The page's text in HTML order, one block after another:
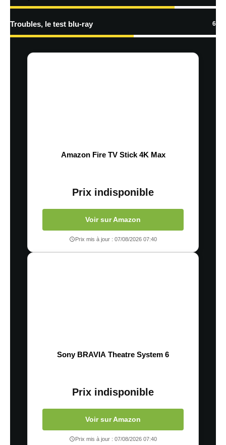
Troubles, le test blu-ray 6
Amazon Fire TV Stick 4K Max
Prix indisponible
Voir sur Amazon
Prix mis à jour : 07/08/2026 07:40
Sony BRAVIA Theatre System 6
Prix indisponible
Voir sur Amazon
Prix mis à jour : 07/08/2026 07:40